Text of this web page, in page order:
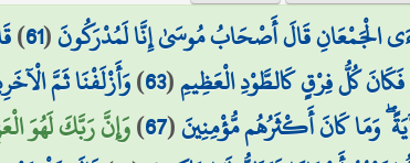
الْجَمْعَانِ قَالَ أَصْحَابُ مُوسَىٰ إِنَّا لَمُدْرَكُونَ(
61
)
كُلُّ فِرْقٍ كَالطَّوْدِ الْعَظِيمِ(
63
)وَأَزْلَفْنَا ثَمَّ
وَمَا كَانَ أَكْثَرُهُم مُّؤْمِنِينَ(
67
)وَإِنَّ رَبَّكَ لَهُوَ